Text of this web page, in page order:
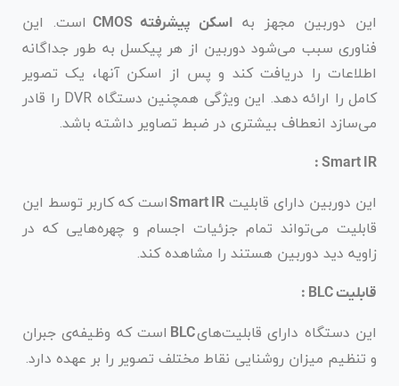
این دوربین مجهز به اسکن پیشرفته CMOS
است. این
فناوری سبب می‌شود دوربین از هر پیکسل به طور جداگانه
اطلاعات را دریافت کند و پس از اسکن آنها، یک تصویر
کامل را ارائه دهد. این ویژگی همچنین دستگاه DVR را قادر
می‌سازد انعطاف بیشتری در ضبط تصاویر داشته باشد.
Smart IR :
این دوربین دارای قابلیت Smart IRاست که کاربر توسط این
قابلیت می‌تواند تمام جزئیات اجسام و چهره‌هایی که در
زاویه دید دوربین هستند را مشاهده کند.
قابلیت BLC :
این دستگاه دارای قابلیت‌هایBLC
است که وظیفه‌ی جبران
و تنظیم میزان روشنایی نقاط مختلف تصویر را بر عهده دارد.